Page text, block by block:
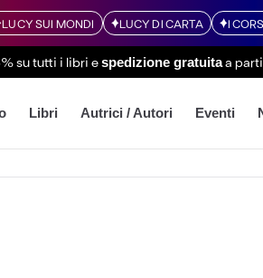
LUCY SUI MONDI LUCY DI CARTA I
su tutti i libri espedizione gratuitaa
Libri Autrici / Autori Eventi